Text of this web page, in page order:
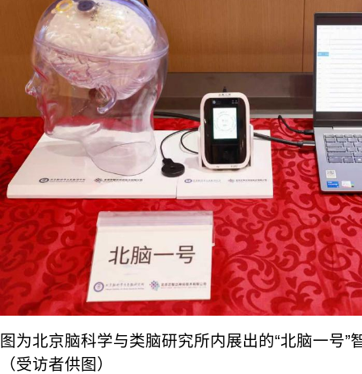
图为北京脑科学与类脑研究所内展出的“北脑一号”
（受访者供图）